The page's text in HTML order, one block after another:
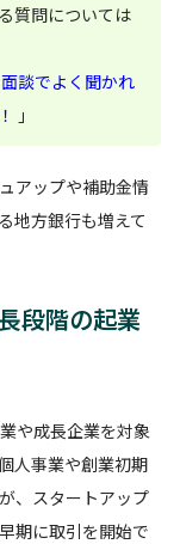
質問については
談でよく聞かれ
」
アップや補助金情
地方銀行も増えて
段階の起業
や成長企業を対象
人事業や創業初期
、スタートアップ
期に取引を開始で